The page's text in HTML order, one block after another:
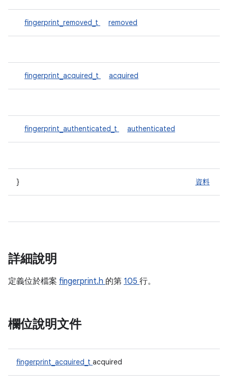
fingerprint_removed_t removed
fingerprint_acquired_t acquired
fingerprint_authenticated_t authenticated
} 資料
詳細說明
定義位於檔案 fingerprint.h 的第 105 行。
欄位說明文件
fingerprint_acquired_t acquired